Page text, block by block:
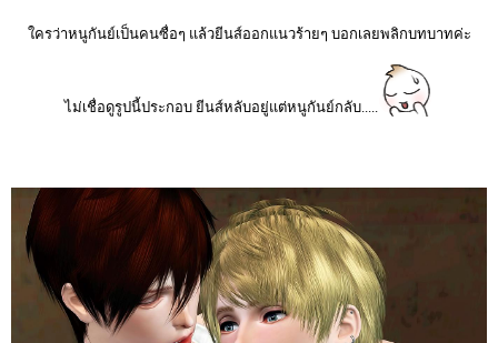
ใครว่าหนูกันย์เป็นคนซื่อๆ แล้วยีนส์ออกแนวร้ายๆ บอกเลยพลิกบทบาทค่ะ
ไม่เชื่อดูรูปนี้ประกอบ ยีนส์หลับอยู่แต่หนูกันย์กลับ.....